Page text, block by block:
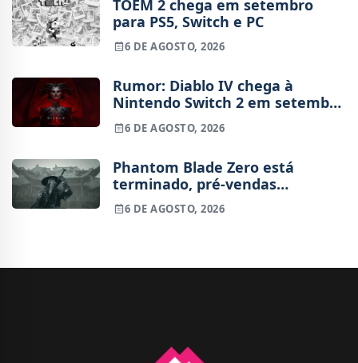
TOEM 2 chega em setembro
para PS5, Switch e PC
6 DE AGOSTO, 2026
Rumor: Diablo IV chega à
Nintendo Switch 2 em setembro
e vai custar o preço de um jogo
novo
6 DE AGOSTO, 2026
Phantom Blade Zero está
terminado, pré-vendas
começam na próxima semana
6 DE AGOSTO, 2026